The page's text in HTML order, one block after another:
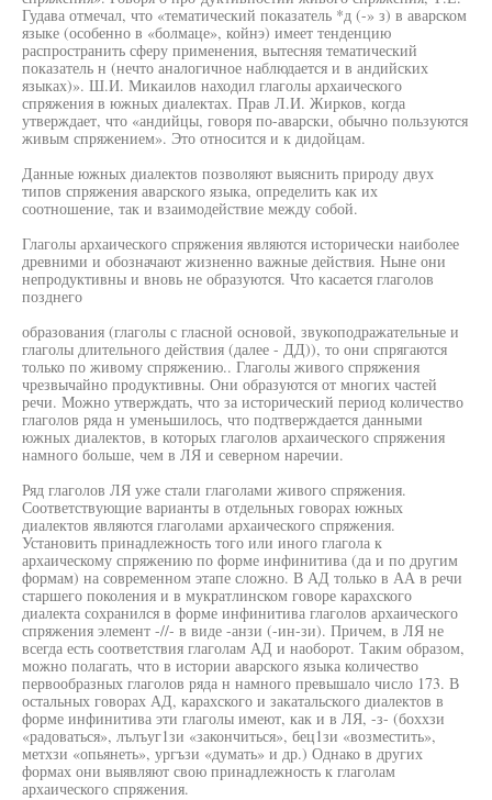
Гудава отмечал, что «тематический показатель *д (-» з) в аварском
языке (особенно в «болмаце», койнэ) имеет тенденцию
распространить сферу применения, вытесняя тематический
показатель н (нечто аналогичное наблюдается и в андийских
языках)». Ш.И. Микаилов находил глаголы архаического
спряжения в южных диалектах. Прав Л.И. Жирков, когда
утверждает, что «андийцы, говоря по-аварски, обычно пользуются
живым спряжением». Это относится и к дидойцам.
Данные южных диалектов позволяют выяснить природу двух
типов спряжения аварского языка, определить как их
соотношение, так и взаимодействие между собой.
Глаголы архаического спряжения являются исторически наиболее
древними и обозначают жизненно важные действия. Ныне они
непродуктивны и вновь не образуются. Что касается глаголов
позднего
образования (глаголы с гласной основой, звукоподражательные и
глаголы длительного действия (далее - ДД)), то они спрягаются
только по живому спряжению.. Глаголы живого спряжения
чрезвычайно продуктивны. Они образуются от многих частей
речи. Можно утверждать, что за исторический период количество
глаголов ряда н уменьшилось, что подтверждается данными
южных диалектов, в которых глаголов архаического спряжения
намного больше, чем в ЛЯ и северном наречии.
Ряд глаголов ЛЯ уже стали глаголами живого спряжения.
Соответствующие варианты в отдельных говорах южных
диалектов являются глаголами архаического спряжения.
Установить принадлежность того или иного глагола к
архаическому спряжению по форме инфинитива (да и по другим
формам) на современном этапе сложно. В АД только в АА в речи
старшего поколения и в мукратлинском говоре карахского
диалекта сохранился в форме инфинитива глаголов архаического
спряжения элемент -//- в виде -анзи (-ин-зи). Причем, в ЛЯ не
всегда есть соответствия глаголам АД и наоборот. Таким образом,
можно полагать, что в истории аварского языка количество
первообразных глаголов ряда н намного превышало число 173. В
остальных говорах АД, карахского и закатальского диалектов в
форме инфинитива эти глаголы имеют, как и в ЛЯ, -з- (боххзи
«радоваться», лълъуг1зи «закончиться», бец1зи «возместить»,
метхзи «опьянеть», ургъзи «думать» и др.) Однако в других
формах они выявляют свою принадлежность к глаголам
архаического спряжения.